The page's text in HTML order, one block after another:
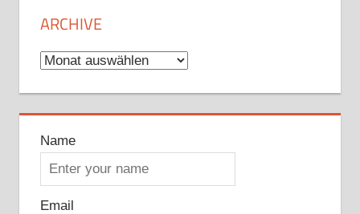
ARCHIVE
Archive
Name
Email